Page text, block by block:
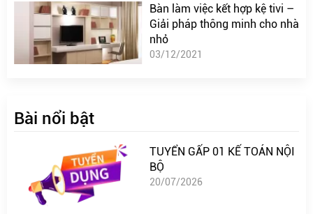
Bàn làm việc kết hợp kệ tivi –
Giải pháp thông minh cho nhà
nhỏ
03/12/2021
Bài nổi bật
TUYỂN GẤP 01 KẾ TOÁN NỘI
BỘ
20/07/2026